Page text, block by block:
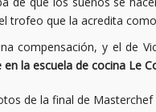
trofeo que la acredita
compensación, y el de
la escuela de cocina Le
de la final de